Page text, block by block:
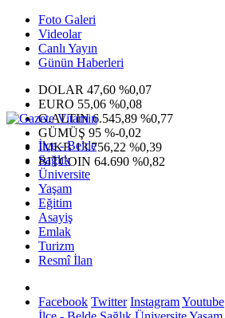
Foto Galeri
Videolar
Canlı Yayın
Günün Haberleri
DOLAR 47,60 %0,07
EURO 55,06 %0,08
G.ALTIN6.545,89 %0,77
GÜMÜŞ 95 %-0,02
IMKB13.756,22 %0,39
BITCOIN 64.690 %0,82
İlçe - Belde
Sağlık
Üniversite
Yaşam
Eğitim
Asayiş
Emlak
Turizm
Resmî İlan
Facebook Twitter InstagramYoutube